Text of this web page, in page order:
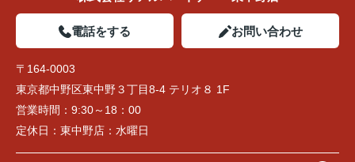
電話をする お問い合わせ
〒164-0003
東京都中野区東中野３丁目8-4 テリオ８ 1F
営業時間： 9:30～18：00
定休日： 東中野店：水曜日